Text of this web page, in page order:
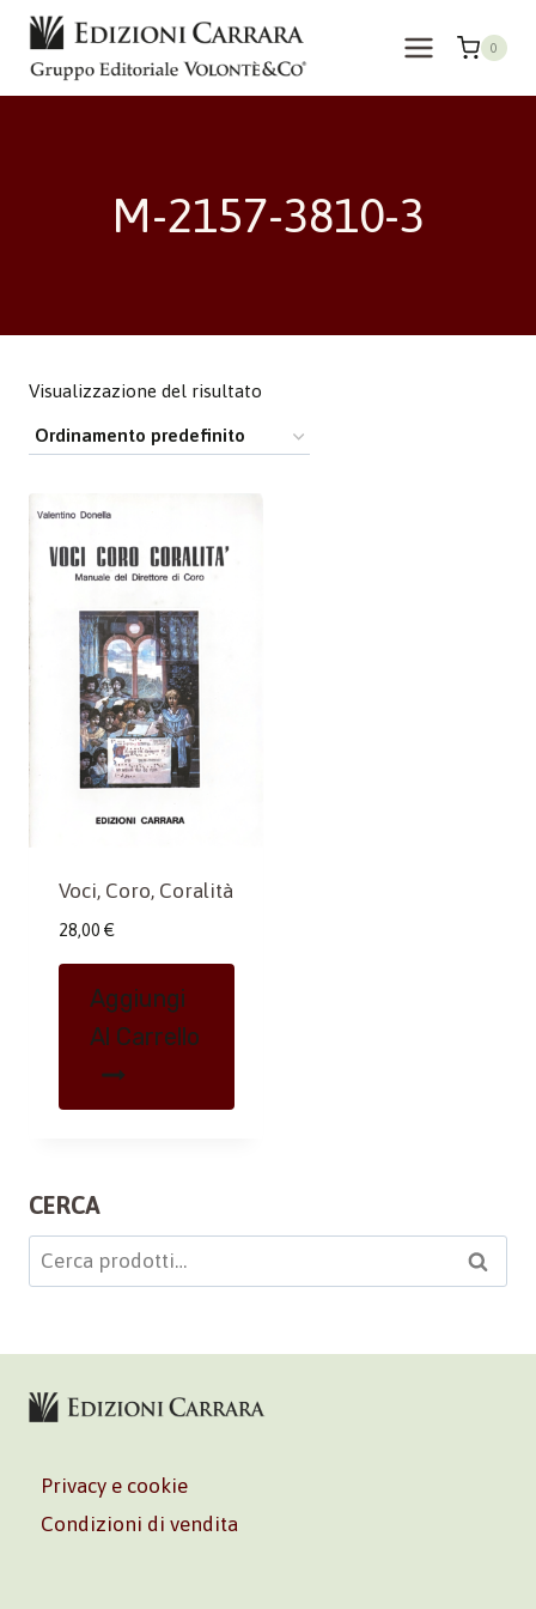
Salta
contenuto
0
M-2157-3810-3
Visualizzazione del risultato
Voci, Coro, Coralità
28,00 €
Aggiungi
Al Carrello
CERCA
Cerca: Cerca
Privacy e cookie
Condizioni di vendita